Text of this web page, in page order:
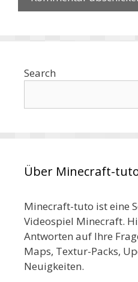
Search
Über Minecraft-
Minecraft-tuto ist eine
Videospiel Minecraft.
Antworten auf Ihre
Maps, Textur-Packs,
Neuigkeiten.